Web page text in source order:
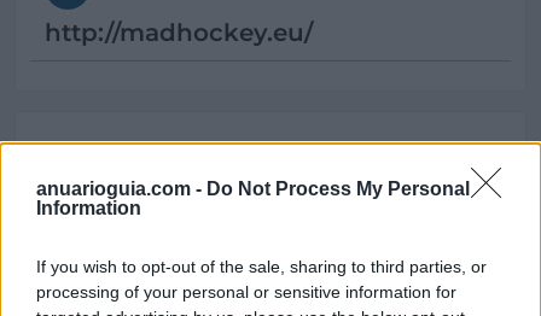
anuarioguia.com - Do Not Process My Personal
Information
If you wish to opt-out of the sale, sharing to third parties, or
processing of your personal or sensitive information for
http://madhockey.eu/
CIF:
Forma jurídica: